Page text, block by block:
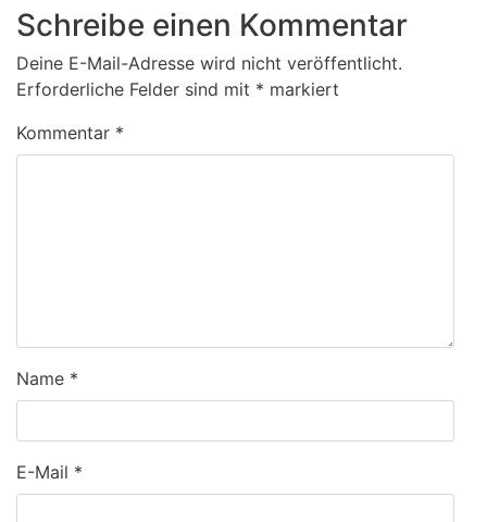
Schreibe einen Kommentar
Deine E-Mail-Adresse wird nicht veröffentlicht.
Erforderliche Felder sind mit * markiert
Kommentar *
Name *
E-Mail *